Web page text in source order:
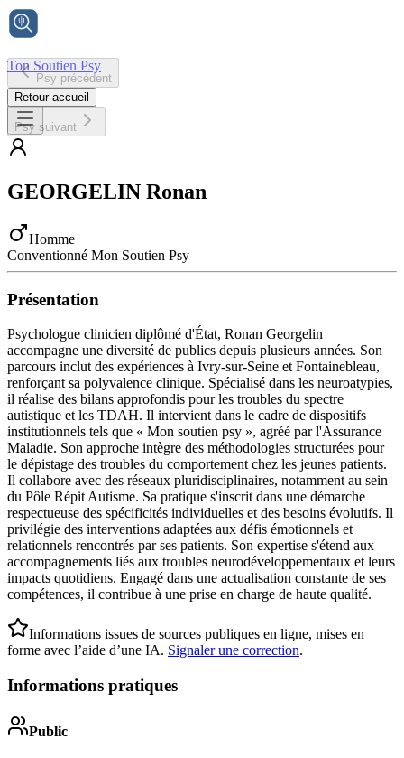
Ton Soutien Psy
Accueil
Psy précédent
Retour accueil
Psy suivant
GEORGELIN Ronan
Homme
Conventionné Mon Soutien Psy
Présentation
Psychologue clinicien diplômé d'État, Ronan Georgelin
accompagne une diversité de publics depuis plusieurs années. Son
parcours inclut des expériences à Ivry-sur-Seine et Fontainebleau,
renforçant sa polyvalence clinique. Spécialisé dans les neuroatypies,
il réalise des bilans approfondis pour les troubles du spectre
autistique et les TDAH. Il intervient dans le cadre de dispositifs
institutionnels tels que « Mon soutien psy », agréé par l'Assurance
Maladie. Son approche intègre des méthodologies structurées pour
le dépistage des troubles du comportement chez les jeunes patients.
Il collabore avec des réseaux pluridisciplinaires, notamment au sein
du Pôle Répit Autisme. Sa pratique s'inscrit dans une démarche
respectueuse des spécificités individuelles et des besoins évolutifs. Il
privilégie des interventions adaptées aux défis émotionnels et
relationnels rencontrés par ses patients. Son expertise s'étend aux
accompagnements liés aux troubles neurodéveloppementaux et leurs
impacts quotidiens. Engagé dans une actualisation constante de ses
compétences, il contribue à une prise en charge de haute qualité.
Informations issues de sources publiques en ligne, mises en
forme avec l’aide d’une IA. Signaler une correction.
Informations pratiques
Public